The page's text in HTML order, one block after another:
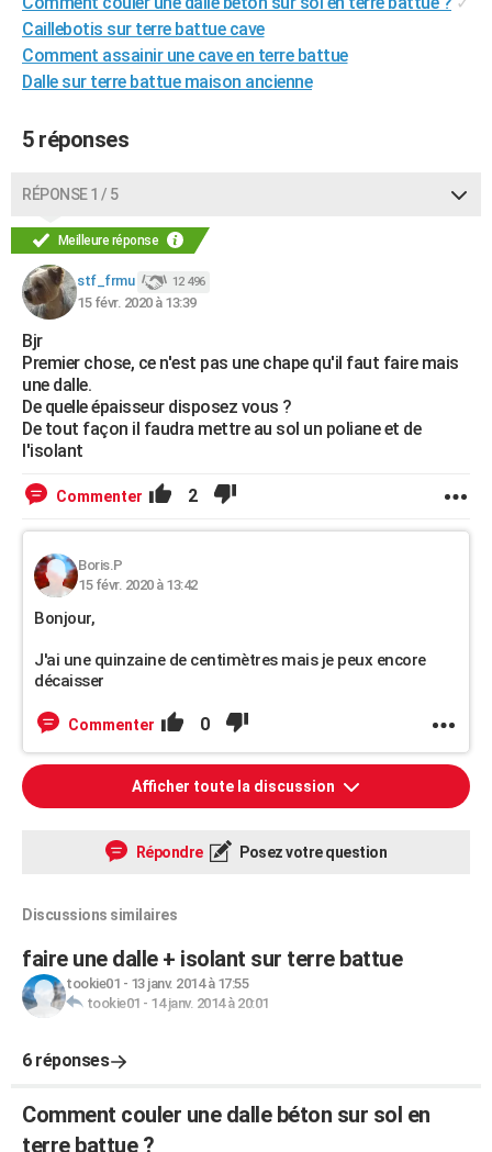
Caillebotis sur terre battue cave
Comment assainir une cave en terre battue
Dalle sur terre battue maison ancienne
5 réponses
RÉPONSE 1 / 5
Meilleure réponse
stf_frmu 12 496
15 févr. 2020 à 13:39
Bjr
Premier chose, ce n'est pas une chape qu'il faut faire mais
une dalle.
De quelle épaisseur disposez vous ?
De tout façon il faudra mettre au sol un poliane et de
l'isolant
Commenter 2
Boris.P
15 févr. 2020 à 13:42
Bonjour,
J'ai une quinzaine de centimètres mais je peux encore
décaisser
Commenter 0
Afficher toute la discussion
Répondre Posez votre question
Discussions similaires
faire une dalle + isolant sur terre battue
tookie01 - 13 janv. 2014 à 17:55
tookie01 - 14 janv. 2014 à 20:01
6 réponses
Comment couler une dalle béton sur sol en
terre battue ?